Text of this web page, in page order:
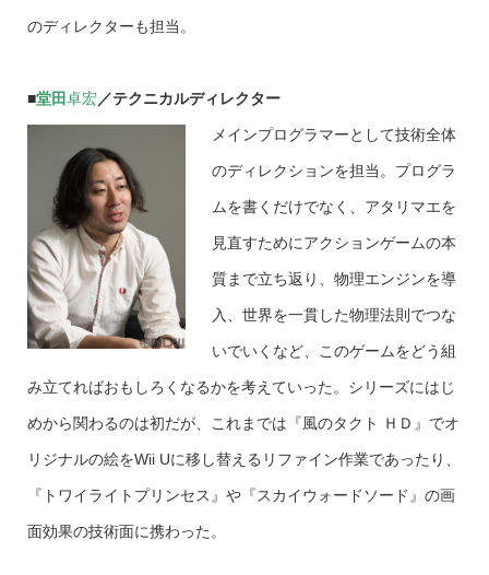
のディレクターも担当。
■堂田卓宏／テクニカルディレクター
メインプログラマーとして技術全体
のディレクションを担当。プログラ
ムを書くだけでなく、アタリマエを
見直すためにアクションゲームの本
質まで立ち返り、物理エンジンを導
入、世界を一貫した物理法則でつな
いでいくなど、このゲームをどう組
み立てればおもしろくなるかを考えていった。シリーズにはじ
めから関わるのは初だが、これまでは『風のタクト ＨＤ』でオ
リジナルの絵をWii Uに移し替えるリファイン作業であったり、
『トワイライトプリンセス』や『スカイウォードソード』の画
面効果の技術面に携わった。